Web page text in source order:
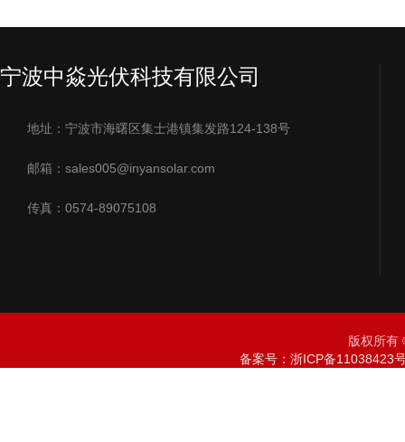
宁波中焱光伏科技有限公司
地址：宁波市海曙区集士港镇集发路124-138号
邮箱：sales005@inyansolar.com
传真：0574-89075108
版权所
备案号：浙ICP备11038423